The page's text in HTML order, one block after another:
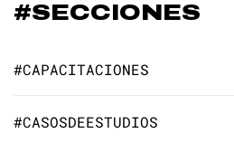
#SECCIONES
#CAPACITACIONES
#CASOSDEESTUDIOS